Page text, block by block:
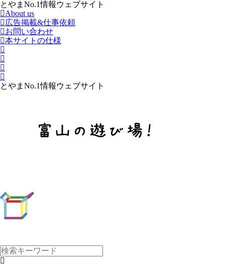
とやまNo.1情報ウェブサイト
About us
広告掲載&仕事依頼
お問い合わせ
本サイトの仕様
とやまNo.1情報ウェブサイト